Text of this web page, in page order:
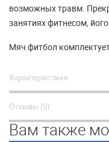
возможных травм.
занятиях фитнесом,
Мяч фитбол
Характеристики
Отзывы (0)
Вам также